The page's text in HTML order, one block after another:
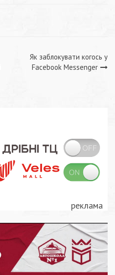
Як заблокувати когось у
Facebook Messenger